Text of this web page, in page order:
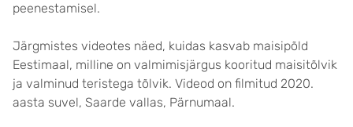
peenestamisel.
Järgmistes videotes näed, kuidas kasvab maisipõld
Eestimaal, milline on valmimisjärgus kooritud maisitõlvik
ja valminud teristega tõlvik. Videod on filmitud 2020.
aasta suvel, Saarde vallas, Pärnumaal.